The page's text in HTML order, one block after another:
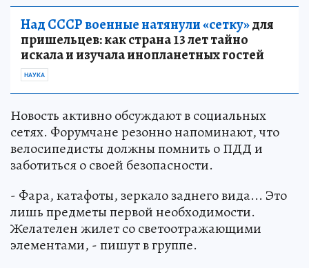
Над СССР военные натянули «сетку»для
пришельцев: как страна 13 лет тайно
искала и изучала инопланетных гостей
НАУКА
Новость активно обсуждают в социальных
сетях. Форумчане резонно напоминают, что
велосипедисты должны помнить о ПДД и
заботиться о своей безопасности.
- Фара, катафоты, зеркало заднего вида... Это
лишь предметы первой необходимости.
Желателен жилет со светоотражающими
элементами, - пишут в группе.